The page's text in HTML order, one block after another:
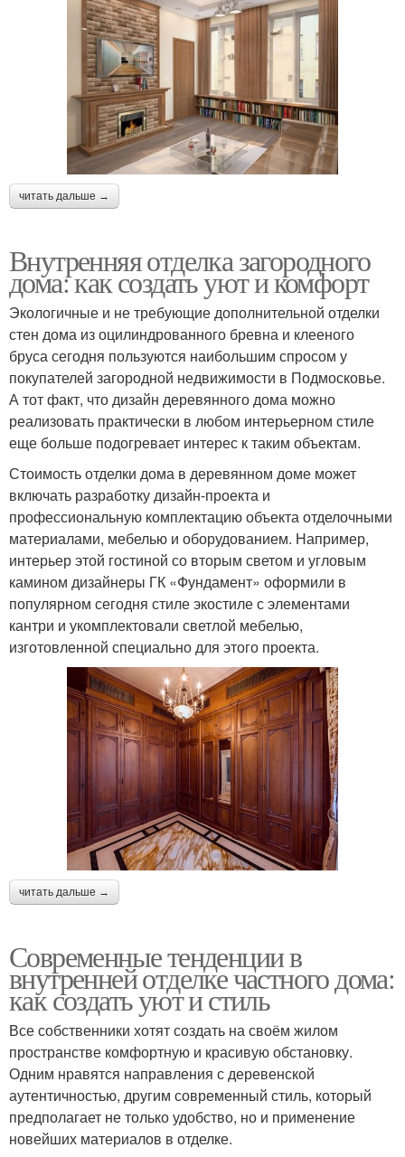
читать дальше →
Внутренняя отделка загородного
дома: как создать уют и комфорт
Экологичные и не требующие дополнительной отделки
стен дома из оцилиндрованного бревна и клееного
бруса сегодня пользуются наибольшим спросом у
покупателей загородной недвижимости в Подмосковье.
А тот факт, что дизайн деревянного дома можно
реализовать практически в любом интерьерном стиле
еще больше подогревает интерес к таким объектам.
Стоимость отделки дома в деревянном доме может
включать разработку дизайн-проекта и
профессиональную комплектацию объекта отделочными
материалами, мебелью и оборудованием. Например,
интерьер этой гостиной со вторым светом и угловым
камином дизайнеры ГК «Фундамент» оформили в
популярном сегодня стиле экостиле с элементами
кантри и укомплектовали светлой мебелью,
изготовленной специально для этого проекта.
читать дальше →
Современные тенденции в
внутренней отделке частного дома:
как создать уют и стиль
Все собственники хотят создать на своём жилом
пространстве комфортную и красивую обстановку.
Одним нравятся направления с деревенской
аутентичностью, другим современный стиль, который
предполагает не только удобство, но и применение
новейших материалов в отделке.